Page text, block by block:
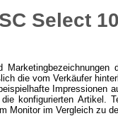
Select
die vom Verkäufer
Impressionen
konfigurierten Artikel.
Monitor im Vergleich zu